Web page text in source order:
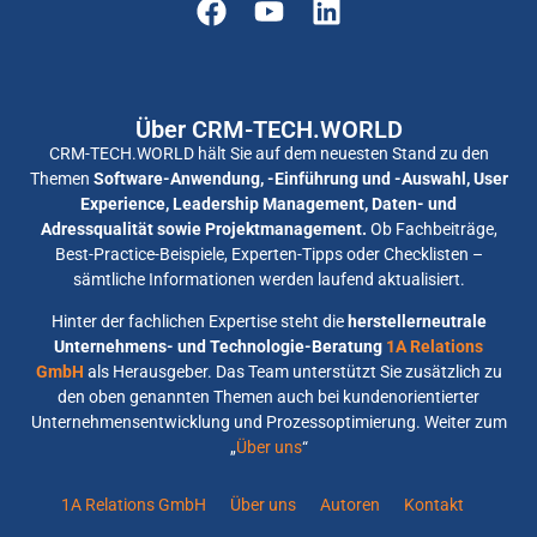
Über CRM-TECH.WORLD
CRM-TECH.WORLD hält Sie auf dem neuesten Stand zu den
Themen Software-Anwendung, -Einführung und -Auswahl, User
Experience, Leadership Management, Daten- und
Adressqualität sowie Projektmanagement. Ob Fachbeiträge,
Best-Practice-Beispiele, Experten-Tipps oder Checklisten –
sämtliche Informationen werden laufend aktualisiert.
Hinter der fachlichen Expertise steht die herstellerneutrale
Unternehmens- und Technologie-Beratung 1A Relations
GmbH als Herausgeber. Das Team unterstützt Sie zusätzlich zu
den oben genannten Themen auch bei kundenorientierter
Unternehmensentwicklung und Prozessoptimierung. Weiter zum
„Über uns“
1A Relations GmbH Über uns Autoren Kontakt